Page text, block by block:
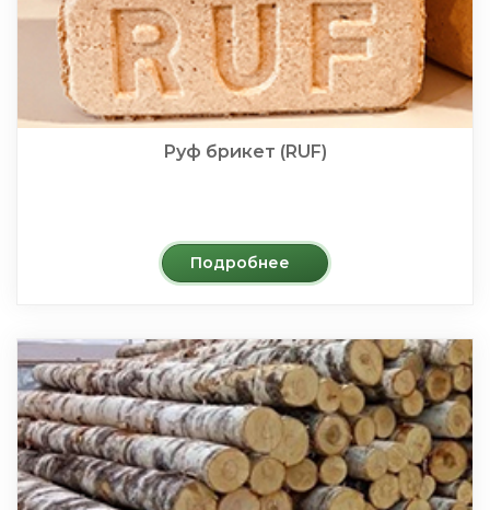
Руф брикет (RUF)
Подробнее